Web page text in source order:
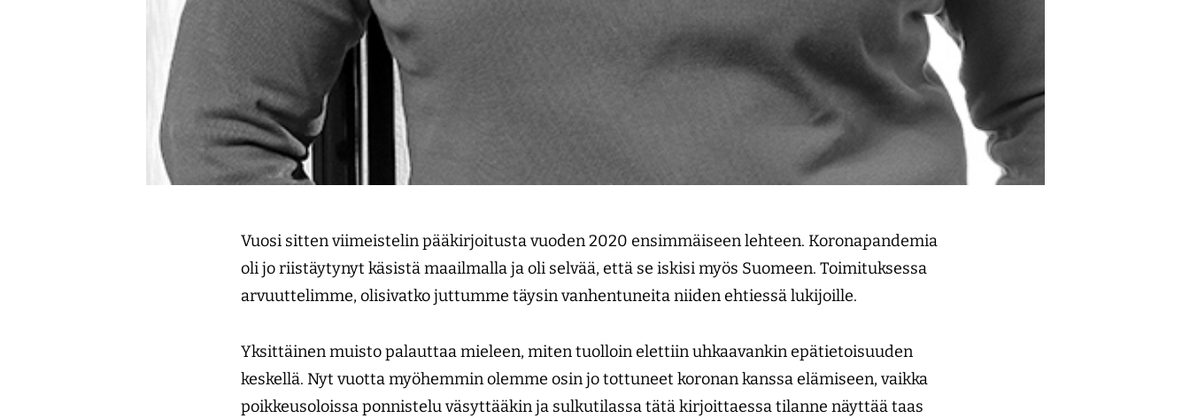
Vuosi sitten viimeistelin pääkirjoitusta vuoden 2020 ensimmäiseen lehteen. Koronapandemia
oli jo riistäytynyt käsistä maailmalla ja oli selvää, että se iskisi myös Suomeen. Toimituksessa
arvuuttelimme, olisivatko juttumme täysin vanhentuneita niiden ehtiessä lukijoille.
Yksittäinen muisto palauttaa mieleen, miten tuolloin elettiin uhkaavankin epätietoisuuden
keskellä. Nyt vuotta myöhemmin olemme osin jo tottuneet koronan kanssa elämiseen, vaikka
poikkeusoloissa ponnistelu väsyttääkin ja sulkutilassa tätä kirjoittaessa tilanne näyttää taas